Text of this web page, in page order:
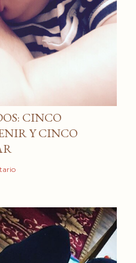
CINCO
Y CINCO